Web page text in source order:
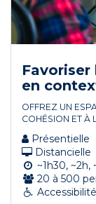
en
OFFREZ UN
COHÉSION ET À
Présentielle
Distancielle
~1h30,
20 à 500